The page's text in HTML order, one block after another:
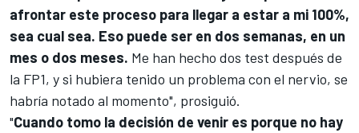
afrontar este proceso para llegar a estar a mi 100%,
sea cual sea. Eso puede ser en dos semanas, en un
mes o dos meses. Me han hecho dos test después de
la FP1, y si hubiera tenido un problema con el nervio, se
habría notado al momento", prosiguió.
"Cuando tomo la decisión de venir es porque no hay